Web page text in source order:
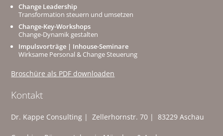
Change Leadership
Transformation steuern und umsetzen
Change-Key-Workshops
Change-Dynamik gestalten
Impulsvorträge | Inhouse-Seminare
Wirksame Personal & Change Steuerung
Broschüre als PDF downloaden
Kontakt
Dr. Kappe Consulting | Zellerhornstr. 70 | 83229 Aschau